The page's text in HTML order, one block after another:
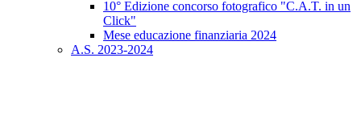
10° Edizione concorso fotografico "C.A.T. in un
Click"
Mese educazione finanziaria 2024
A.S. 2023-2024